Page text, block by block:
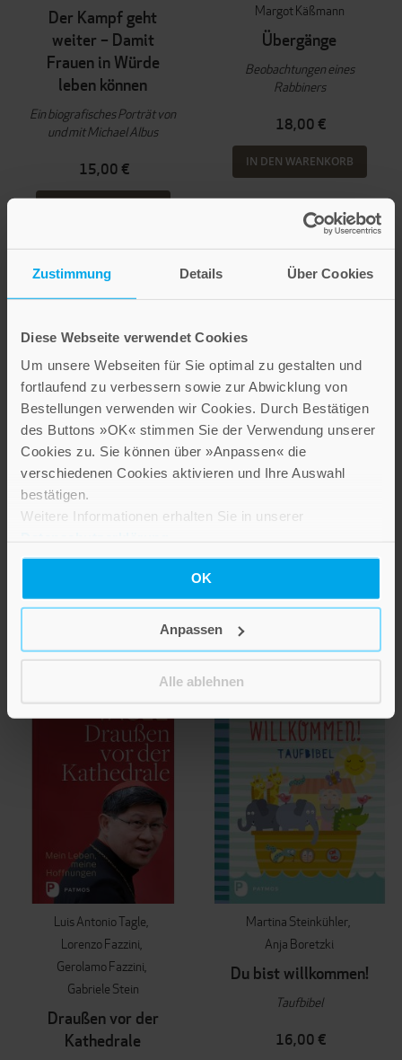
Zustimmung Details Über Cookies
Diese Webseite verwendet Cookies
Um unsere Webseiten für Sie optimal zu gestalten und
fortlaufend zu verbessern sowie zur Abwicklung von
Bestellungen verwenden wir Cookies. Durch Bestätigen
des Buttons »OK« stimmen Sie der Verwendung unserer
Cookies zu. Sie können über »Anpassen« die
verschiedenen Cookies aktivieren und Ihre Auswahl
bestätigen.
Weitere Informationen erhalten Sie in unserer
OK
Anpassen
Alle ablehnen
Der Kampf geht
weiter – Damit
Frauen in Würde
leben können
Ein biografisches Porträt von
und mit Michael Albus
15,00 €
Margot Käßmann
Übergänge
Beobachtungen eines
Rabbiners
18,00 €
IN DEN WARENKORB
Niklaus Kuster
Nadia Rudolf von Rohr
Niklaus und Dorothea von
19,00 €
IN DEN WARENKORB
Klaus Koziol
Den anderen Blick
Mit mönchischer Weisheit
14,00 €
IN DEN WARENKORB
Luis Antonio Tagle
Lorenzo Fazzini
Gerolamo Fazzini
Gabriele Stein
Draußen vor der
Kathedrale
Martina Steinkühler
Anja Boretzki
Du bist willkommen!
Taufbibel
16,00 €